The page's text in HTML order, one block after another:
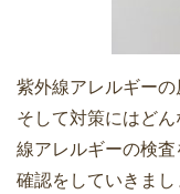
紫外線アレルギーの
そして対策にはど
線アレルギーの検
確認をしていきまし